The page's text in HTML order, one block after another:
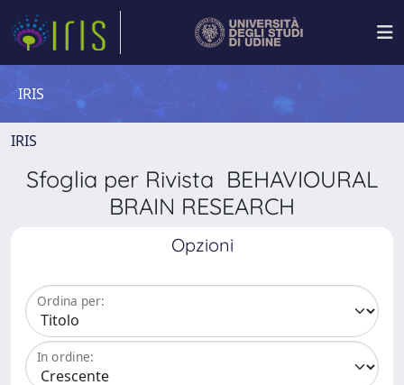
IRIS
IRIS
Sfoglia per Rivista BEHAVIOURAL
BRAIN RESEARCH
Opzioni
Ordina per:
In ordine: